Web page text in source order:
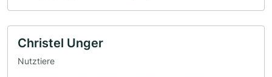
Christel Unger
Nutztiere